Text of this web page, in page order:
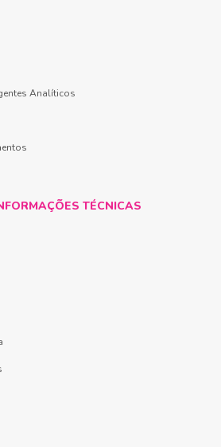
Analíticos
TÉCNICAS